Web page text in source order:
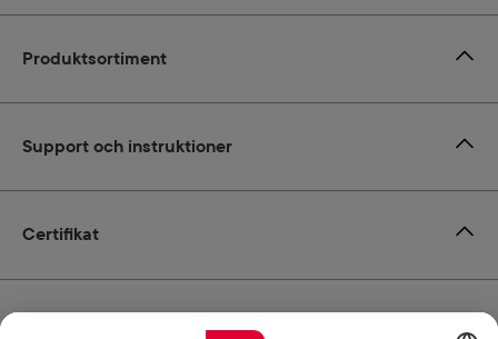
Certifikat
Produktsortiment
Support och instruktioner